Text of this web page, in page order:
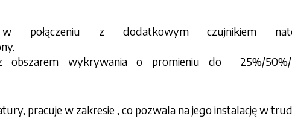
w połączeniu z dodatkowym czujnikiem
obszarem wykrywania o promieniu do 25%/50%/
pracuje w zakresie , co pozwala na jego instalację w